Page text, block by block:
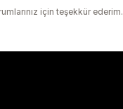
için teşekkür ederim.